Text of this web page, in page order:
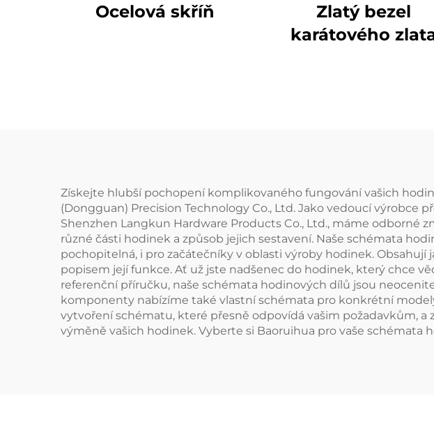
Ocelová skříň
Zlatý bezel
karátového
Získejte hlubší pochopení komplikovaného fungování vašich
(Dongguan) Precision Technology Co., Ltd. Jako vedoucí
Shenzhen Langkun Hardware Products Co., Ltd., máme odborné
různé části hodinek a způsob jejich sestavení. Naše schémata
pochopitelná, i pro začátečníky v oblasti výroby hodinek.
popisem její funkce. Ať už jste nadšenec do hodinek, který chce
referenční příručku, naše schémata hodinových dílů jsou
komponenty nabízíme také vlastní schémata pro konkrétní
vytvoření schématu, které přesně odpovídá vašim požadavkům,
výměně vašich hodinek. Vyberte si Baoruihua pro vaše